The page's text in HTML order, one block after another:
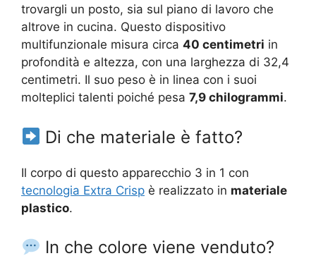
trovargli un posto, sia sul piano di lavoro che
altrove in cucina. Questo dispositivo
multifunzionale misura circa 40 centimetri in
profondità e altezza, con una larghezza di 32,4
centimetri. Il suo peso è in linea con i suoi
molteplici talenti poiché pesa 7,9 chilogrammi.
Di che materiale è fatto?
Il corpo di questo apparecchio 3 in 1 con
tecnologia Extra Crisp è realizzato in materiale
plastico.
In che colore viene venduto?